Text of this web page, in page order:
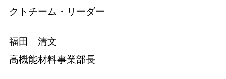
クトチーム・リーダー
福田 清文
高機能材料事業部長